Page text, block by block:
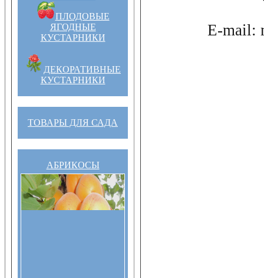
ПЛОДОВЫЕ
ЯГОДНЫЕ
КУСТАРНИКИ
ДЕКОРАТИВНЫЕ
КУСТАРНИКИ
ТОВАРЫ ДЛЯ САДА
АБРИКОСЫ
E-mail: